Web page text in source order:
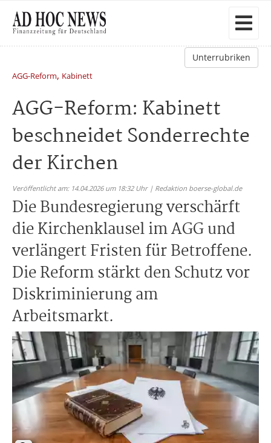
Unterrubriken
AGG-Reform, Kabinett
AGG-Reform: Kabinett
beschneidet Sonderrechte
der Kirchen
Veröffentlicht am: 14.04.2026 um 18:32 Uhr | Redaktion boerse-global.de
Die Bundesregierung verschärft
die Kirchenklausel im AGG und
verlängert Fristen für Betroffene.
Die Reform stärkt den Schutz vor
Diskriminierung am
Arbeitsmarkt.